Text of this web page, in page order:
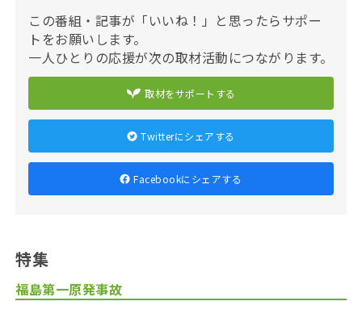
この番組・記事が「いいね！」と思ったらサポー
トをお願いします。
一人ひとりの応援が次の取材活動につながります。
取材をサポートする
Twitterにシェアする
Facebookにシェアする
特集
福島第一原発事故